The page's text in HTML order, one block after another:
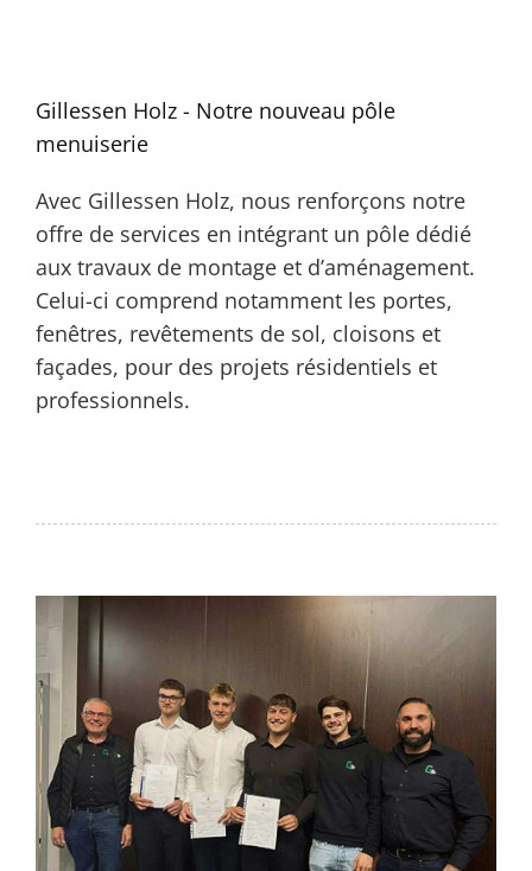
Gillessen Holz - Notre nouveau pôle
menuiserie
Avec Gillessen Holz, nous renforçons notre
offre de services en intégrant un pôle dédié
aux travaux de montage et d’aménagement.
Celui-ci comprend notamment les portes,
fenêtres, revêtements de sol, cloisons et
façades, pour des projets résidentiels et
professionnels.